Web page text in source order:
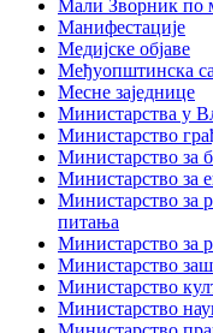
Мали Зворник по
Манифестације
Медијске објаве
Међуопштинска
Месне заједнице
Министарства у
Министарство
Министарство за
Министарство за
Министарство за
питања
Министарство за
Министарство
Министарство
Министарство